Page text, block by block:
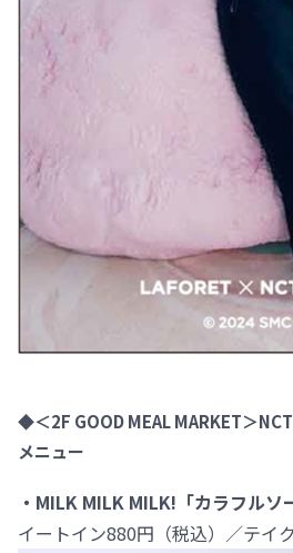
◆＜2F GOOD MEAL MARKET＞
メニュー
・MILK MILK MILK!「カラフルソ
イートイン880円（税込）／テイ